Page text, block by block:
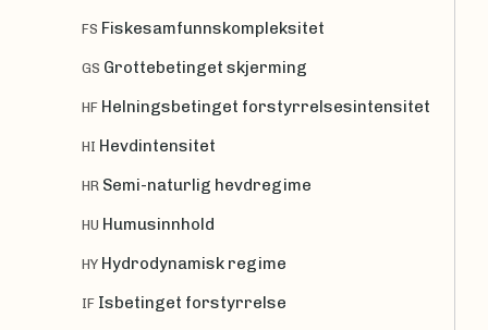
FS Fiskesamfunnskompleksitet
GS Grottebetinget skjerming
HF Helningsbetinget forstyrrelsesintensitet
HI Hevdintensitet
HR Semi-naturlig hevdregime
HU Humusinnhold
HY Hydrodynamisk regime
IF Isbetinget forstyrrelse